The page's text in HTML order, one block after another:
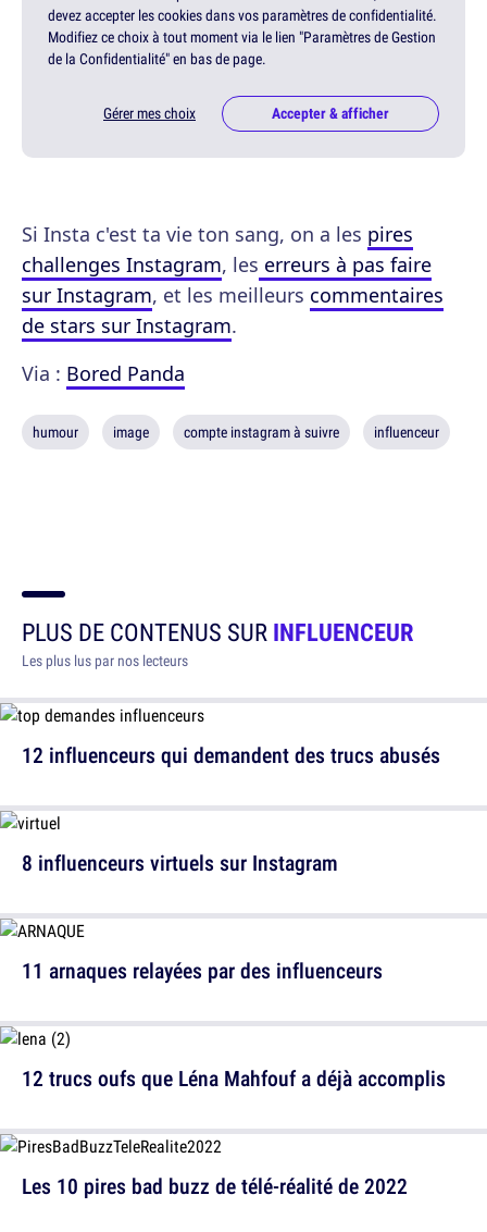
devez accepter les cookies dans vos paramètres de confidentialité.
Modifiez ce choix à tout moment via le lien "Paramètres de Gestion
de la Confidentialité" en bas de page.
Gérer mes choix Accepter & afficher
Si Insta c'est ta vie ton sang, on a les pires
challenges Instagram, les erreurs à pas faire
sur Instagram, et les meilleurs commentaires
de stars sur Instagram.
Via : Bored Panda
humour image compte instagram à suivre influenceur
PLUS DE CONTENUS SURINFLUENCEUR
Les plus lus par nos lecteurs
12 influenceurs qui demandent des trucs abusés
8 influenceurs virtuels sur Instagram
12 trucs oufs que Léna Mahfouf a déjà accomplis
11 arnaques relayées par des influenceurs
Les 10 pires bad buzz de télé-réalité de 2022